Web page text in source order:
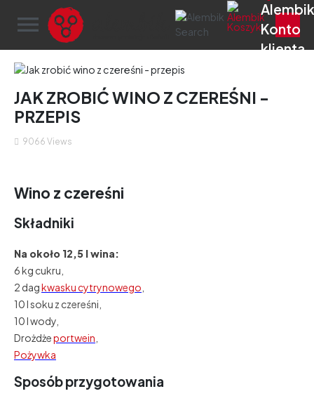
menu
JAK ZROBIĆ WINO Z CZEREŚNI -
PRZEPIS
9066 Views
Wino z czereśni
Składniki
Na około 12,5 l wina:
6 kg cukru,
2 dagkwasku cytrynowego
10 l soku z czereśni,
10 l wody,
Drożdżeportwein
Pożywka
Sposób przygotowania